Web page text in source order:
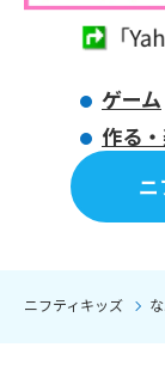
ゲーム
作る
ニフティキッズ